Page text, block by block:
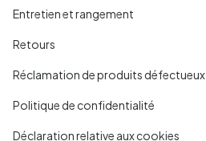
Entretien et rangement
Retours
Réclamation de produits défectueux
Politique de confidentialité
Déclaration relative aux cookies